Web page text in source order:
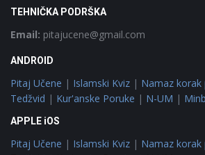
TEHNIČKA PODRŠKA
Email: pitajucene@gmail.com
ANDROID
Pitaj Učene | Islamski Kviz | Namaz korak
Tedžvid | Kur'anske Poruke | N-UM |
APPLE iOS
Pitaj Učene | Islamski Kviz | Namaz korak